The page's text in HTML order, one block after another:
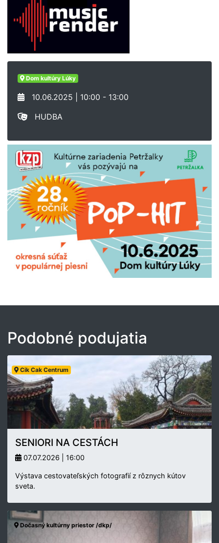
Dom kultúry Lúky
10.06.2025 | 10:00 - 13:00
HUDBA
Podobné podujatia
Cik Cak Centrum
SENIORI NA CESTÁCH
07.07.2026 | 16:00
Výstava cestovateľských fotografií z rôznych kútov
sveta.
Dočasný kultúrny priestor /dkp/